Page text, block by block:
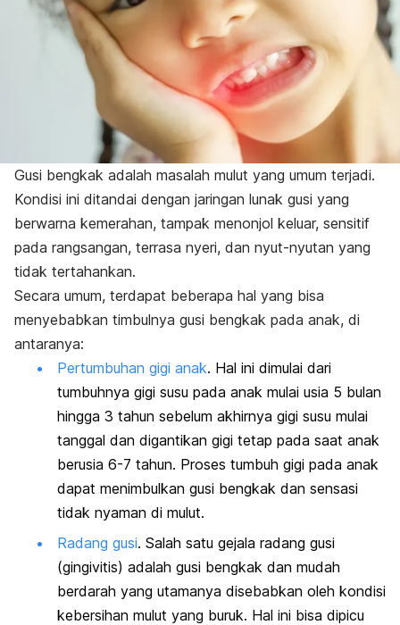
Gusi bengkak adalah masalah mulut yang umum terjadi.
Kondisi ini ditandai dengan jaringan lunak gusi yang
berwarna kemerahan, tampak menonjol keluar, sensitif
pada rangsangan, terrasa nyeri, dan nyut-nyutan yang
tidak tertahankan.
Secara umum, terdapat beberapa hal yang bisa
menyebabkan timbulnya gusi bengkak pada anak, di
antaranya:
Pertumbuhan gigi anak. Hal ini dimulai dari
tumbuhnya gigi susu pada anak mulai usia 5 bulan
hingga 3 tahun sebelum akhirnya gigi susu mulai
tanggal dan digantikan gigi tetap pada saat anak
berusia 6-7 tahun. Proses tumbuh gigi pada anak
dapat menimbulkan gusi bengkak dan sensasi
tidak nyaman di mulut.
Radang gusi. Salah satu gejala radang gusi
(gingivitis) adalah gusi bengkak dan mudah
berdarah yang utamanya disebabkan oleh kondisi
kebersihan mulut yang buruk. Hal ini bisa dipicu